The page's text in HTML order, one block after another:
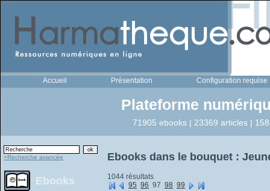
Accueil Présentation Configuration requise
Plateforme
71905 ebooks | 23369 articles |
>Recherche avancée
Ebooks
Ebooks dans le bouquet :
1044 résultats
95 96 97 98 99